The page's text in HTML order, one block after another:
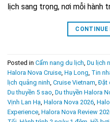
lịch sang trọng, nơi mỗi hành
CONTINUE
Posted in Cẩm nang du lịch Du lịch
Halora Nova Cruise Hạ Long Tin
lịch quảng ninh Cruise Vietnam ,Đặt
Du thuyền 5 sao Du thuyền Halora
Vịnh Lan Hạ Halora Nova 2026
Experience Halora Nova Review